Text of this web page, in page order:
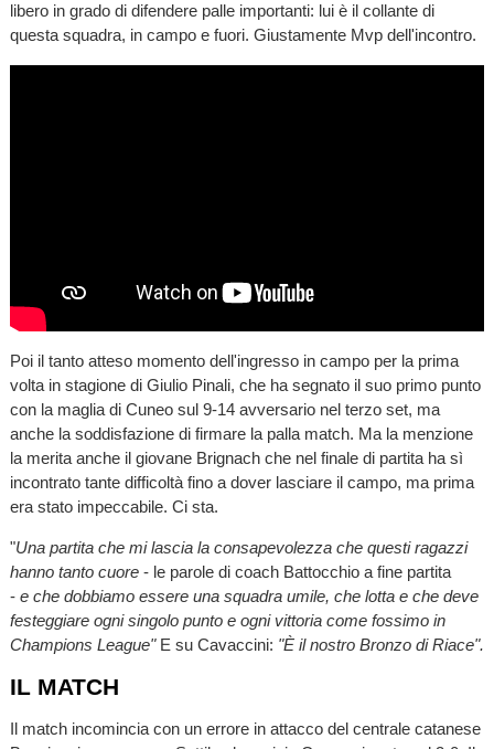
libero in grado di difendere palle importanti: lui è il collante di
questa squadra, in campo e fuori. Giustamente Mvp dell'incontro.
Poi il tanto atteso momento dell'ingresso in campo per la prima
volta in stagione di Giulio Pinali, che ha segnato il suo primo punto
con la maglia di Cuneo sul 9-14 avversario nel terzo set, ma
anche la soddisfazione di firmare la palla match. Ma la menzione
la merita anche il giovane Brignach che nel finale di partita ha sì
incontrato tante difficoltà fino a dover lasciare il campo, ma prima
era stato impeccabile. Ci sta.
"Una partita che mi lascia la consapevolezza che questi ragazzi
hanno tanto cuore- le parole di coach Battocchio a fine partita
- e che dobbiamo essere una squadra umile, che lotta e che deve
festeggiare ogni singolo punto e ogni vittoria come fossimo in
Champions League"E su Cavaccini: "È il nostro Bronzo di Riace".
IL MATCH
Il match incomincia con un errore in attacco del centrale catanese